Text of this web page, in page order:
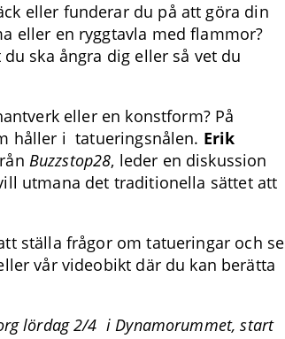
eller funderar du på att göra din
eller en ryggtavla med flammor?
ska ångra dig eller så vet du
eller en konstform? På
håller i tatueringsnålen. Erik
Buzzstop28, leder en diskussion
utmana det traditionella sättet att
ställa frågor om tatueringar och se
vår videobikt där du kan berätta
lördag 2/4 i Dynamorummet, start